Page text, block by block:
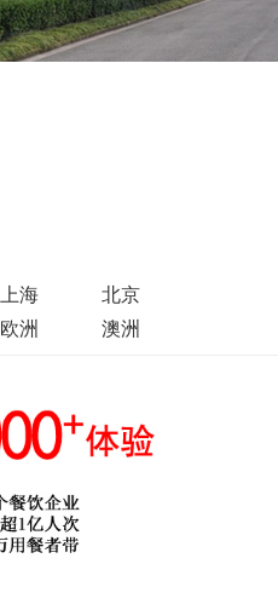
上海
北京
欧洲 澳洲